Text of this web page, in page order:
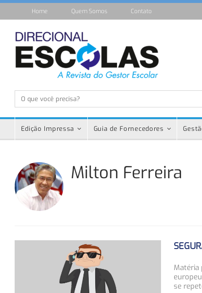
Home Quem Somos Contato
Edição Impressa Guia de Fornecedores
Milton Ferreira
Matéria
se